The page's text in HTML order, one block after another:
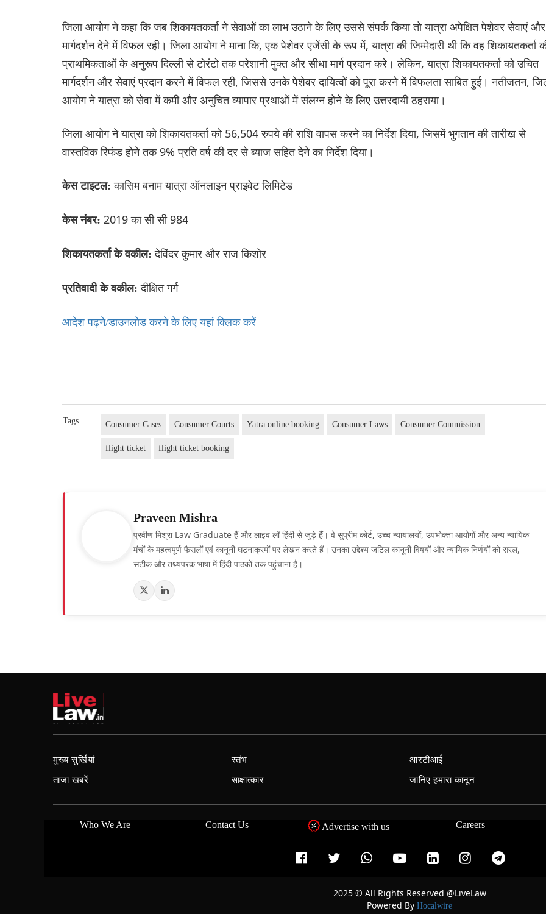
जिला आयोग ने कहा कि जब शिकायतकर्ता ने सेवाओं का लाभ उठाने के लिए उससे संपर्क किया तो यात्रा अपेक्षित पेशेवर सेवाएं और
मार्गदर्शन देने में विफल रही। जिला आयोग ने माना कि, एक पेशेवर एजेंसी के रूप में, यात्रा की जिम्मेदारी थी कि वह शिकायतकर्ता
प्राथमिकताओं के अनुरूप दिल्ली से टोरंटो तक परेशानी मुक्त और सीधा मार्ग प्रदान करे। लेकिन, यात्रा शिकायतकर्ता को उचित
मार्गदर्शन और सेवाएं प्रदान करने में विफल रही, जिससे उनके पेशेवर दायित्वों को पूरा करने में विफलता साबित हुई। नतीजतन,
आयोग ने यात्रा को सेवा में कमी और अनुचित व्यापार प्रथाओं में संलग्न होने के लिए उत्तरदायी ठहराया।
जिला आयोग ने यात्रा को शिकायतकर्ता को 56,504 रुपये की राशि वापस करने का निर्देश दिया, जिसमें भुगतान की तारीख से
वास्तविक रिफंड होने तक 9% प्रति वर्ष की दर से ब्याज सहित देने का निर्देश दिया।
केस टाइटल: कासिम बनाम यात्रा ऑनलाइन प्राइवेट लिमिटेड
केस नंबर: 2019 का सी सी 984
शिकायतकर्ता के वकील: देविंदर कुमार और राज किशोर
प्रतिवादी के वकील: दीक्षित गर्ग
आदेश पढ़ने/डाउनलोड करने के लिए यहां क्लिक करें
Tags Consumer Cases Consumer Courts Yatra online booking Consumer Laws Consumer Commission
flight ticket flight ticket booking
Praveen Mishra
प्रवीण मिश्रा Law Graduate हैं और लाइव लॉ हिंदी से जुड़े हैं। वे सुप्रीम कोर्ट, उच्च न्यायालयों, उपभोक्ता आयोगों और अन्य न्यायिक
मंचों के महत्वपूर्ण फैसलों एवं कानूनी घटनाक्रमों पर लेखन करते हैं। उनका उद्देश्य जटिल कानूनी विषयों और न्यायिक निर्णयों को सरल,
सटीक और तथ्यपरक भाषा में हिंदी पाठकों तक पहुंचाना है।
मुख्य सुर्खियां
ताजा खबरें
स्तंभ
साक्षात्कार
आरटीआई
जानिए हमारा कानून
Who We Are Contact Us Advertise with us Careers
2025 © All Rights Reserved @LiveLaw
Powered By Hocalwire